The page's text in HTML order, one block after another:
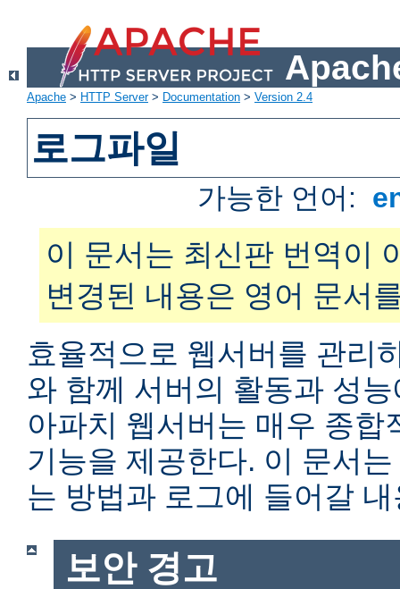
Apache > HTTP Server> Documentation > Version 2.4
로그파일
가능한 언어:
이 문서는 최신판 번역이
변경된 내용은 영어 문서
효율적으로 웹서버를 관리
와 함께 서버의 활동과 성
아파치 웹서버는 매우 종합
기능을 제공한다. 이 문서
는 방법과 로그에 들어갈
보안 경고